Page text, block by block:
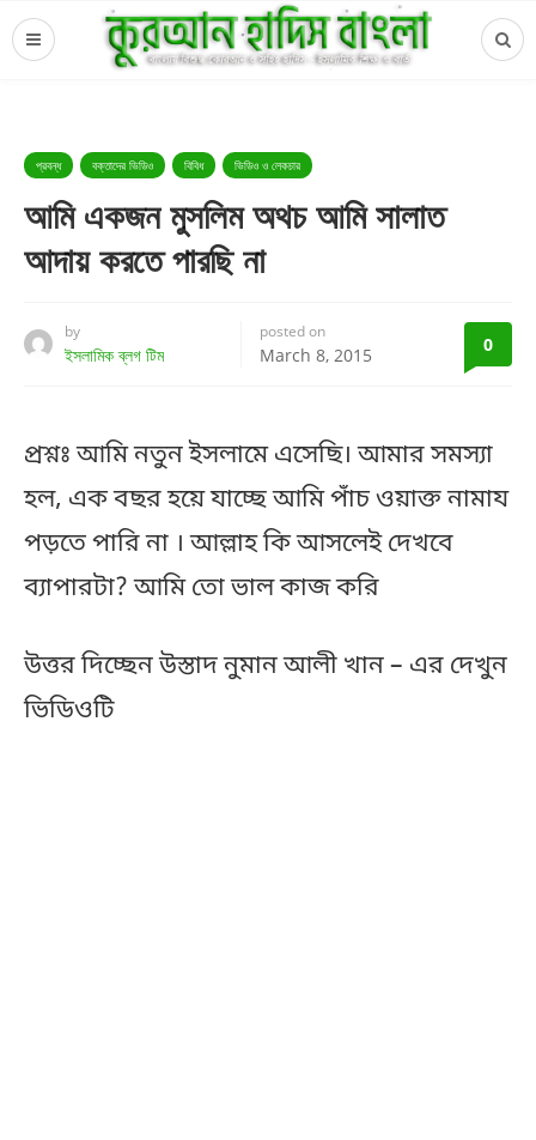
প্রবন্ধ বক্তাদের ভিডিও বিবিধ ভিডিও ও লেকচার
আমি একজন মুসলিম অথচ আমি সালাত
আদায় করতে পারছি না
by
ইসলামিক ব্লগ টিম
posted on
March 8, 2015 0
প্রশ্নঃ আমি নতুন ইসলামে এসেছি। আমার সমস্যা
হল, এক বছর হয়ে যাচ্ছে আমি পাঁচ ওয়াক্ত নামায
পড়তে পারি না । আল্লাহ কি আসলেই দেখবে
ব্যাপারটা? আমি তো ভাল কাজ করি
উত্তর দিচ্ছেন উস্তাদ নুমান আলী খান – এর দেখুন
ভিডিওটি